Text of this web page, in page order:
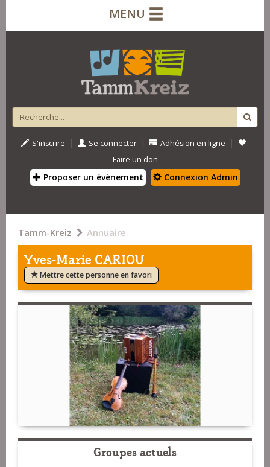
MENU
S'inscrire | Se connecter | Adhésion en ligne |
Faire un don
Proposer un évènement Connexion Admin
Tamm-Kreiz Annuaire
Yves-Marie CARIOU
Mettre cette personne en favori
Groupes actuels